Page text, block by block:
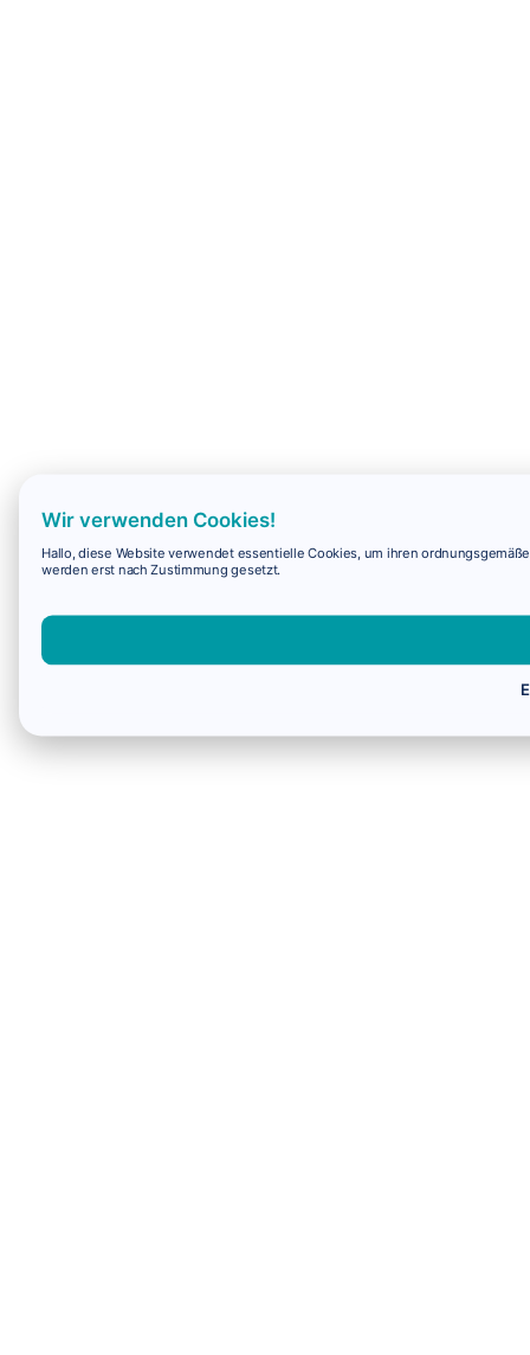
Wir verwenden Cookies!
Hallo, diese Website verwendet essentielle Cookies, um ihren
werden erst nach Zustimmung gesetzt.